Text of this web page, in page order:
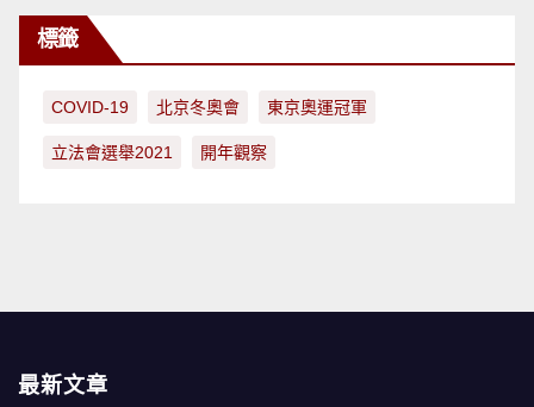
標籤
COVID-19 北京冬奧會 東京奧運冠軍
立法會選舉2021 開年觀察
最新文章